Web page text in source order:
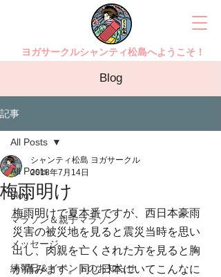
ヨガサークルシャンティ松島へようこそ！
Blog
記事
All Posts
blog
マラソン＆親子マラソン
メッセージ
練習日＆イベントのお知らせ
All Posts
梅雨明け
シャンティ松島 ヨガサークル
2018年7月14日
梅雨明けで夏本番ですが、西日本豪雨
災害の被災地を見ると震災当時を思い
出し、肉親を亡くされた方を見ると胸
が痛みます。同じ日本にいてこんなに